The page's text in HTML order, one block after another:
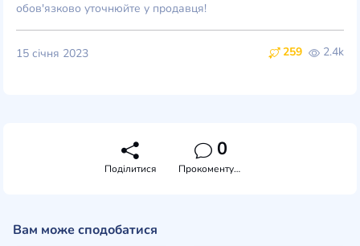
обов'язково уточнюйте у продавця!
259 2.4k
15 січня 2023
Поділитися
0
Прокоментувати
Вам може сподобатися